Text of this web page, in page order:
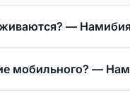
— Намибия
мобильного? —